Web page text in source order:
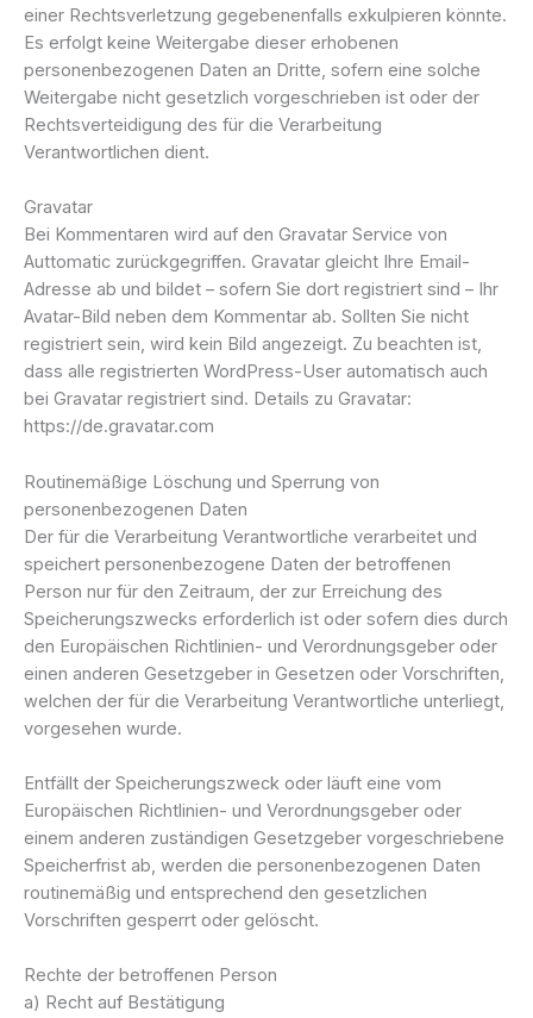
einer Rechtsverletzung gegebenenfalls exkulpieren könnte.
Es erfolgt keine Weitergabe dieser erhobenen
personenbezogenen Daten an Dritte, sofern eine solche
Weitergabe nicht gesetzlich vorgeschrieben ist oder der
Rechtsverteidigung des für die Verarbeitung
Verantwortlichen dient.
Gravatar
Bei Kommentaren wird auf den Gravatar Service von
Auttomatic zurückgegriffen. Gravatar gleicht Ihre Email-
Adresse ab und bildet – sofern Sie dort registriert sind – Ihr
Avatar-Bild neben dem Kommentar ab. Sollten Sie nicht
registriert sein, wird kein Bild angezeigt. Zu beachten ist,
dass alle registrierten WordPress-User automatisch auch
bei Gravatar registriert sind. Details zu Gravatar:
https://de.gravatar.com
Routinemäßige Löschung und Sperrung von
personenbezogenen Daten
Der für die Verarbeitung Verantwortliche verarbeitet und
speichert personenbezogene Daten der betroffenen
Person nur für den Zeitraum, der zur Erreichung des
Speicherungszwecks erforderlich ist oder sofern dies durch
den Europäischen Richtlinien- und Verordnungsgeber oder
einen anderen Gesetzgeber in Gesetzen oder Vorschriften,
welchen der für die Verarbeitung Verantwortliche unterliegt,
vorgesehen wurde.
Entfällt der Speicherungszweck oder läuft eine vom
Europäischen Richtlinien- und Verordnungsgeber oder
einem anderen zuständigen Gesetzgeber vorgeschriebene
Speicherfrist ab, werden die personenbezogenen Daten
routinemäßig und entsprechend den gesetzlichen
Vorschriften gesperrt oder gelöscht.
Rechte der betroffenen Person
a) Recht auf Bestätigung